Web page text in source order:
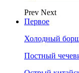
Prev Next
Первое
Холодный
Постный